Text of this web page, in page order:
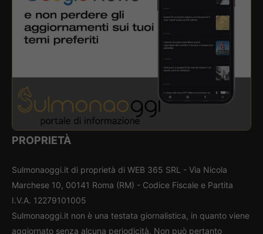
PROPRIETÀ
Sulmonaoggi.it di proprietà di WEB 365 SRL - Via Nicola
Marchese 10, 00141 Roma (RM) - Codice Fiscale e Partita
I.V.A. 12279101005
Sulmonaoggi.it non è una testata giornalistica, in quanto viene
aggiornato senza alcuna periodicità. Non può pertanto